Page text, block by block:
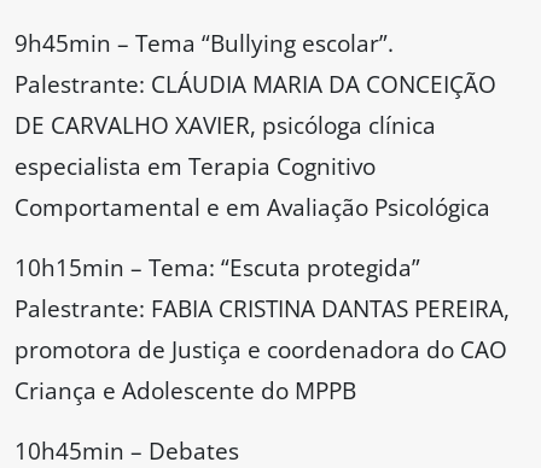
9h45min – Tema “Bullying escolar”.
Palestrante: CLÁUDIA MARIA DA CONCEIÇÃO
DE CARVALHO XAVIER, psicóloga clínica
especialista em Terapia Cognitivo
Comportamental e em Avaliação Psicológica
10h15min – Tema: “Escuta protegida”
Palestrante: FABIA CRISTINA DANTAS PEREIRA,
promotora de Justiça e coordenadora do CAO
Criança e Adolescente do MPPB
10h45min – Debates